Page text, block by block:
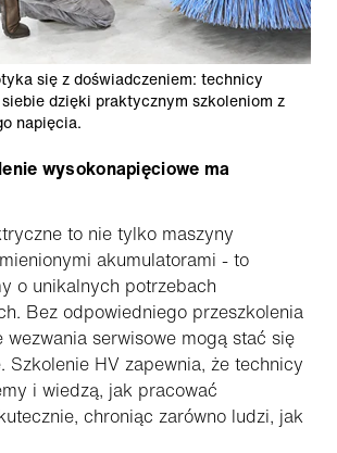
się z doświadczeniem: technicy
dzięki praktycznym szkoleniom z
napięcia.
wysokonapięciowe ma
to nie tylko maszyny
akumulatorami - to
o unikalnych potrzebach
Bez odpowiedniego przeszkolenia
wezwania serwisowe mogą stać się
Szkolenie HV zapewnia, że technicy
i wiedzą, jak pracować
chroniąc zarówno ludzi, jak